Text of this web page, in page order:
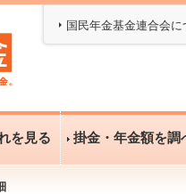
国民年金基金連合会に
を見る 掛金・年金額を調